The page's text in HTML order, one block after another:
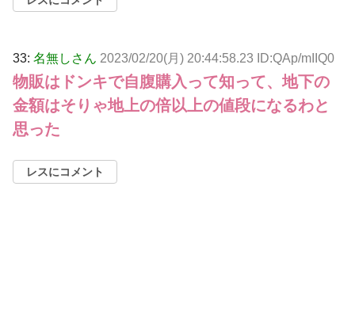
33: 名無しさん 2023/02/20(月) 20:44:58.23 ID:QAp/mIIQ0
物販はドンキで自腹購入って知って、地下の
金額はそりゃ地上の倍以上の値段になるわと
思った
レスにコメント